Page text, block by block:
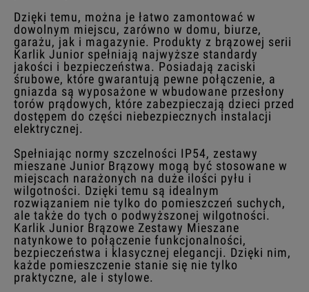
Dzięki temu, można je łatwo zamontować w
dowolnym miejscu, zarówno w domu, biurze,
garażu, jak i magazynie. Produkty z brązowej serii
Karlik Junior spełniają najwyższe standardy
jakości i bezpieczeństwa. Posiadają zaciski
śrubowe, które gwarantują pewne połączenie, a
gniazda są wyposażone w wbudowane przesłony
torów prądowych, które zabezpieczają dzieci przed
dostępem do części niebezpiecznych instalacji
elektrycznej.
Spełniając normy szczelności IP54, zestawy
mieszane Junior Brązowy mogą być stosowane w
miejscach narażonych na duże ilości pyłu i
wilgotności. Dzięki temu są idealnym
rozwiązaniem nie tylko do pomieszczeń suchych,
ale także do tych o podwyższonej wilgotności.
Karlik Junior Brązowe Zestawy Mieszane
natynkowe to połączenie funkcjonalności,
bezpieczeństwa i klasycznej elegancji. Dzięki nim,
każde pomieszczenie stanie się nie tylko
praktyczne, ale i stylowe.